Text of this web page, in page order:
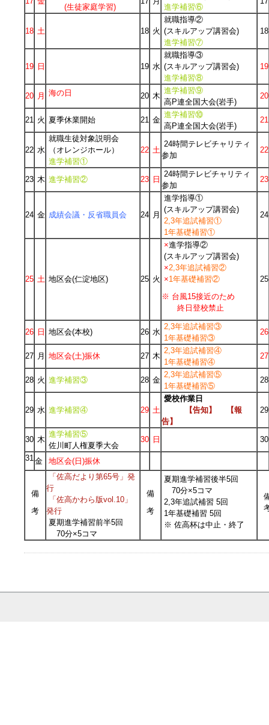
(生徒家庭学習)
進学補習⑥
18 土 18 火
就職指導②
(スキルアップ講習会)
進学補習⑦
18
19 日 19 水
就職指導③
(スキルアップ講習会)
進学補習⑧
19
20 月 海の日 20 木
進学補習⑨
高P連全国大会(岩手)
20
21 火 夏季休業開始 21 金
進学補習⑩
高P連全国大会(岩手)
21
22 水
就職生徒対象説明会
（オレンジホール）
進学補習①
22 土
24時間テレビチャリティ
参加
22
23 木 進学補習② 23 日
24時間テレビチャリティ
参加
23
24 金 成績会議・反省職員会 24 月
進学指導①
(スキルアップ講習会)
2,3年追試補習①
1年基礎補習①
24
25 土 地区会(仁淀地区) 25 火
×進学指導②
(スキルアップ講習会)
×2,3年追試補習②
×1年基礎補習②
※ 台風15接近のため
終日登校禁止
25
26 日 地区会(本校) 26 水
2,3年追試補習③
1年基礎補習③
26
27 月 地区会(土)振休 27 木
2,3年追試補習④
1年基礎補習④
27
28 火 進学補習③ 28 金
2,3年追試補習⑤
1年基礎補習⑤
28
29 水 進学補習④ 29 土
愛校作業日
【告知】
【報
告】
29
30 木
進学補習⑤
佐川町人権夏季大会
30 日 30
31金 地区会(日)振休
備
考
「佐高だより第65号」発
行
「佐高かわら版vol.10」
発行
夏期進学補習前半5回
70分×5コマ
備
考
夏期進学補習後半5回
70分×5コマ
2,3年追試補習 5回
1年基礎補習 5回
※ 佐高杯は中止・終了